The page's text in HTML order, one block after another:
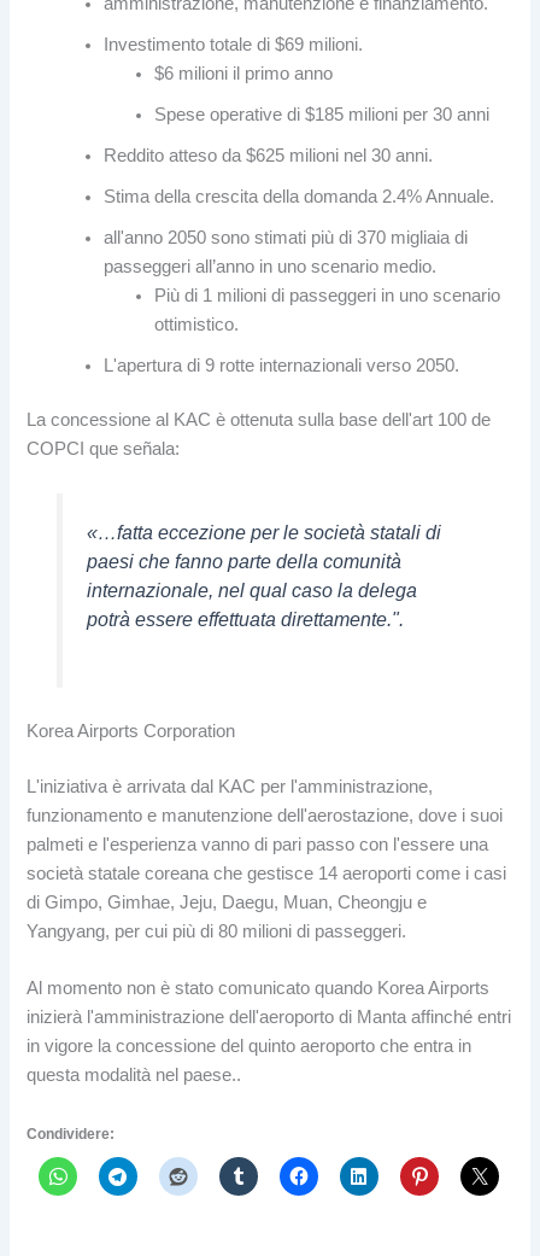
Investimento totale di $69 milioni.
$6 milioni il primo anno
Spese operative di $185 milioni per 30 anni
Reddito atteso da $625 milioni nel 30 anni.
Stima della crescita della domanda 2.4% Annuale.
all'anno 2050 sono stimati più di 370 migliaia di
passeggeri all’anno in uno scenario medio.
Più di 1 milioni di passeggeri in uno scenario
ottimistico.
L'apertura di 9 rotte internazionali verso 2050.
La concessione al KAC è ottenuta sulla base dell'art 100 de
COPCI que señala:
«…fatta eccezione per le società statali di
paesi che fanno parte della comunità
internazionale, nel qual caso la delega
potrà essere effettuata direttamente.".
Korea Airports Corporation
L'iniziativa è arrivata dal KAC per l'amministrazione,
funzionamento e manutenzione dell'aerostazione, dove i suoi
palmeti e l'esperienza vanno di pari passo con l'essere una
società statale coreana che gestisce 14 aeroporti come i casi
di Gimpo, Gimhae, Jeju, Daegu, Muan, Cheongju e
Yangyang, per cui più di 80 milioni di passeggeri.
Al momento non è stato comunicato quando Korea Airports
inizierà l'amministrazione dell'aeroporto di Manta affinché entri
in vigore la concessione del quinto aeroporto che entra in
questa modalità nel paese..
Condividere: